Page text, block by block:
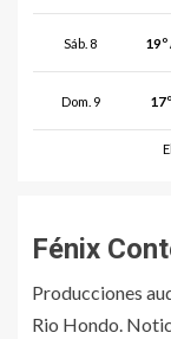
Sáb. 8 19º
Dom. 9
Fénix
Producciones
Rio Hondo.